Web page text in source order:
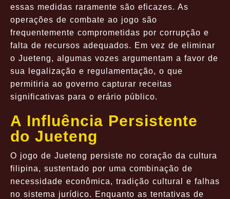
essas medidas raramente são eficazes. As
operações de combate ao jogo são
frequentemente comprometidas por corrupção e
falta de recursos adequados. Em vez de eliminar
o Jueteng, algumas vozes argumentam a favor de
sua legalização e regulamentação, o que
permitiria ao governo capturar receitas
significativas para o erário público.
A Influência Persistente
do Jueteng
O jogo de Jueteng persiste no coração da cultura
filipina, sustentado por uma combinação de
necessidade econômica, tradição cultural e falhas
no sistema jurídico. Enquanto as tentativas de